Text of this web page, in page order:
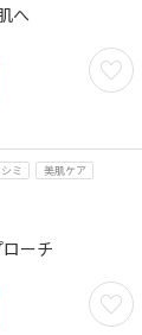
へ
お気
ミ
美肌ケア
ーチ
お気